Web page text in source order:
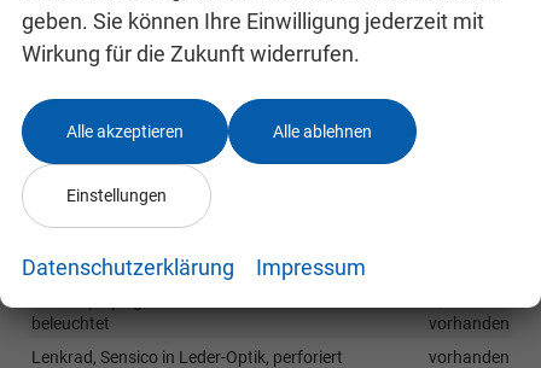
Zustand, Aussehen
Zustand, Fahrfähigkeit
Serienausstattungen
Innen
Armaturenbrett teilweise mit Kunstlederbezug
Innenspiegel manuell abblendend
beleuchtet
vorhanden
Lenkrad, Sensico in Leder-Optik, perforiert
vorhanden
geben. Sie können Ihre Einwilligung jederzeit mit
Wirkung für die Zukunft widerrufen.
Alle akzeptieren Alle ablehnen
Einstellungen
Datenschutzerklärung Impressum